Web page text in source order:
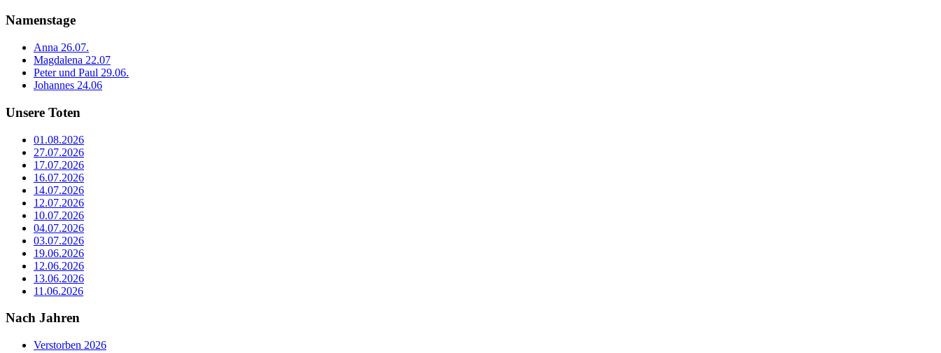
Namenstage
Anna 26.07.
Magdalena 22.07
Peter und Paul 29.06.
Johannes 24.06
Unsere Toten
01.08.2026
27.07.2026
17.07.2026
16.07.2026
14.07.2026
12.07.2026
10.07.2026
04.07.2026
03.07.2026
19.06.2026
12.06.2026
13.06.2026
11.06.2026
Nach Jahren
Verstorben 2026